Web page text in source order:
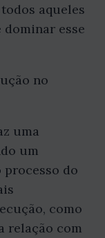
aqueles
esse
no
uma
um
processo do
como
relação com